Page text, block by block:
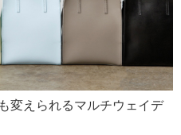
変えられるマルチウェイデ